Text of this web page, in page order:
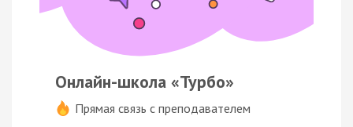
Онлайн-школа «Турбо»
Прямая связь с преподавателем